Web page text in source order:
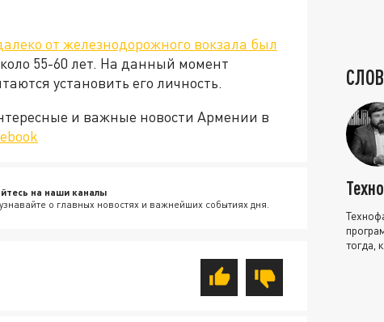
от железнодорожного вокзала был
55-60 лет. На данный момент
установить его личность.
и важные новости Армении в
на наши каналы
о главных новостях и важнейших событиях дня.
тогда,